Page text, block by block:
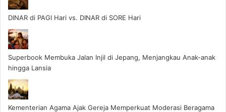
DINAR di PAGI Hari vs. DINAR di SORE Hari
Superbook Membuka Jalan Injil di Jepang, Menjangkau Anak-anak
hingga Lansia
Kementerian Agama Ajak Gereja Memperkuat Moderasi Beragama